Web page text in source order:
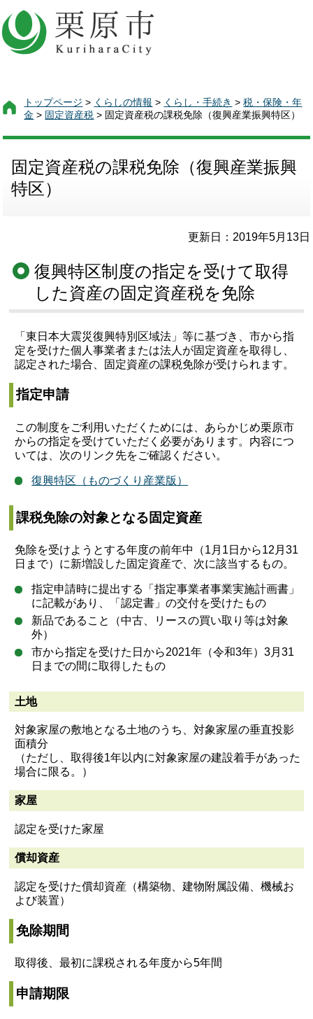
トップページ > くらしの情報 > くらし・手続き >税・保険・年
金 > 固定資産税 > 固定資産税の課税免除（復興産業振興特区）
固定資産税の課税免除（復興産業振興
特区）
更新日：2019年5月13日
復興特区制度の指定を受けて取得
した資産の固定資産税を免除
「東日本大震災復興特別区域法」等に基づき、市から指
定を受けた個人事業者または法人が固定資産を取得し、
認定された場合、固定資産の課税免除が受けられます。
指定申請
この制度をご利用いただくためには、あらかじめ栗原市
からの指定を受けていただく必要があります。内容につ
いては、次のリンク先をご確認ください。
復興特区（ものづくり産業版）
課税免除の対象となる固定資産
免除を受けようとする年度の前年中（1月1日から12月31
日まで）に新増設した固定資産で、次に該当するもの。
指定申請時に提出する「指定事業者事業実施計画書」
に記載があり、「認定書」の交付を受けたもの
新品であること（中古、リースの買い取り等は対象
外）
市から指定を受けた日から2021年（令和3年）3月31
日までの間に取得したもの
土地
対象家屋の敷地となる土地のうち、対象家屋の垂直投影
面積分
（ただし、取得後1年以内に対象家屋の建設着手があった
場合に限る。）
家屋
認定を受けた家屋
償却資産
認定を受けた償却資産（構築物、建物附属設備、機械お
よび装置）
免除期間
取得後、最初に課税される年度から5年間
申請期限